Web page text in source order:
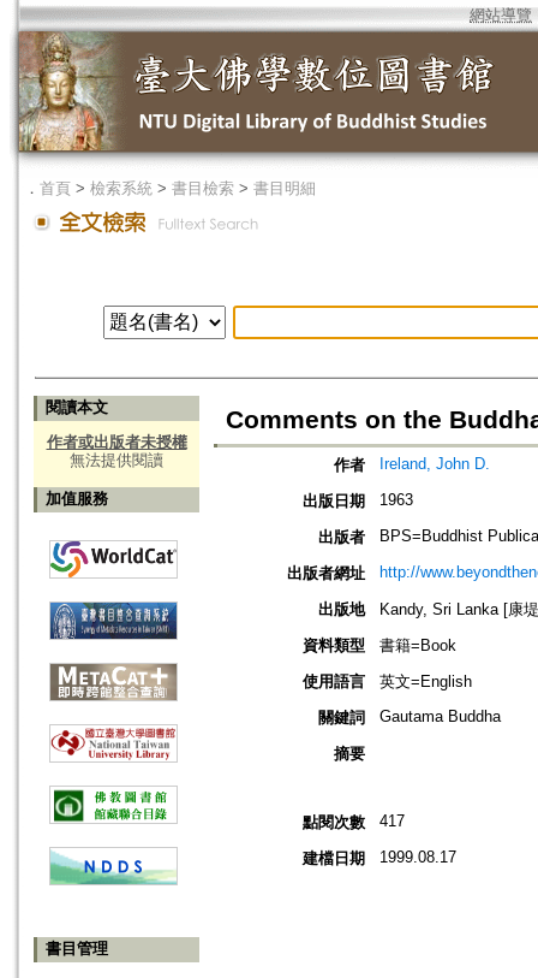
網站導覽
． 首頁 > 檢索系統 > 書目檢索 > 書目明細
閱讀本文
作者或出版者未授權
無法提供閱讀
加值服務
書目管理
Comments on the
作者 Ireland, John D.
出版日期 1963
出版者 BPS=Buddhist
出版者網址 http://
出版地
Kandy, Sri Lanka [康
資料類型
書籍=Book
使用語言
英文=English
關鍵詞
Gautama Buddha
摘要
點閱次數 417
建檔日期 1999.08.17